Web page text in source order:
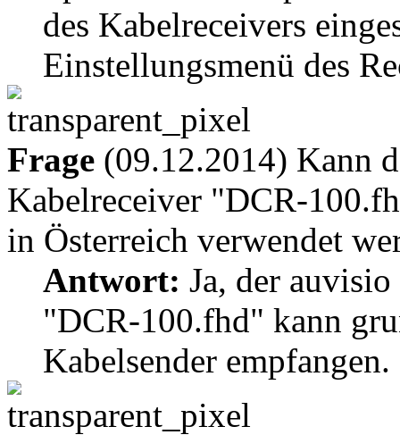
des Kabelreceivers
Einstellungsmenü des
Frage (09.12.2014) Kann
Kabelreceiver "DCR-
in Österreich verwendet
Antwort: Ja, der
"DCR-100.fhd" kann
Kabelsender empfangen.